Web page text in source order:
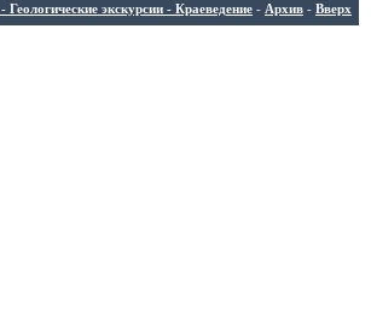
экскурсии - Краеведение - Архив - Вверх